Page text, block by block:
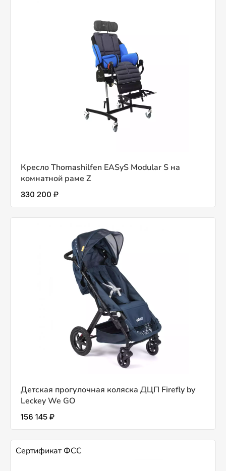
Кресло Thomashilfen EASyS Modular S на
комнатной раме Z
330 200 ₽
Детская прогулочная коляска ДЦП Firefly by
Leckey We GO
156 145 ₽
Сертификат ФСС